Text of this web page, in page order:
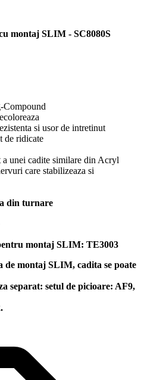
montaj SLIM - SC8080S
Compound
si usor de intretinut
de ridicate
unei cadite similare din Acryl
care stabilizeaza si
din turnare
montaj SLIM: TE3003
montaj SLIM, cadita se poate
separat: setul de picioare: AF9,